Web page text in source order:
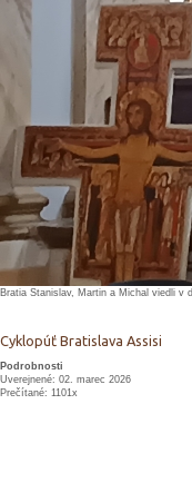
Bratia Stanislav, Martin a Michal viedli v
Cyklopúť Bratislava Assisi
Podrobnosti
Uverejnené: 02. marec 2026
Prečítané: 1101x